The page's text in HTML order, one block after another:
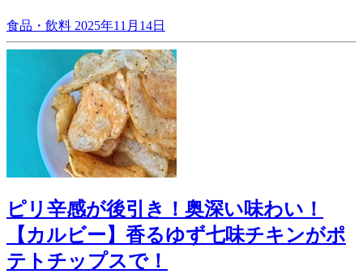
食品・飲料 2025年11月14日
ピリ辛感が後引き！奥深い味わい！
【カルビー】香るゆず七味チキンがポ
テトチップスで！